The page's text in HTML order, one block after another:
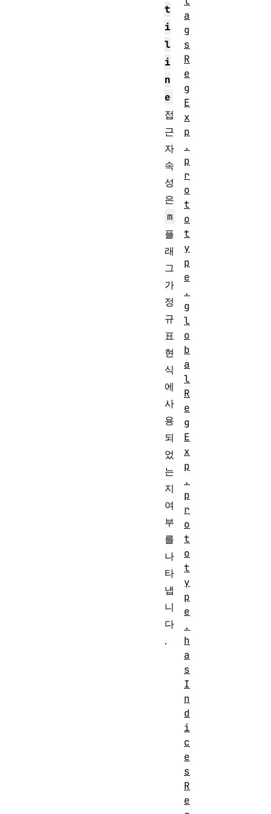
t
i
l
i
n
e
접
근
자
속
성
은
m
플
래
그
가
정
규
표
현
식
에
사
용
되
었
는
지
여
부
를
나
타
냅
니
다
.
a
g
s
R
e
g
E
x
p
.
p
r
o
t
o
t
y
p
e
.
g
l
o
b
a
l
R
e
g
E
x
p
.
p
r
o
t
o
t
y
p
e
.
h
a
s
I
n
d
i
c
e
s
R
e